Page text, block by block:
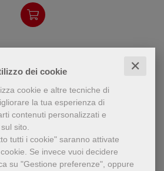
dei cookie ✕
cookie e altre tecniche di
la tua esperienza di
contenuti personalizzati e
sito.
tutti i cookie" saranno attivate
Se invece vuoi decidere
su "Gestione preferenze", oppure